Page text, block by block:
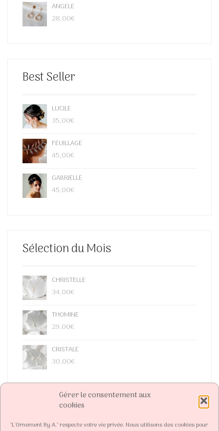
Gérer le consentement aux
cookies
"L'Ornement By A." respecte votre vie privée. Nous utilisons des cookies pour
ANGELE
28,00€
Best Seller
LUCILE
35,00€
FEUILLAGE
45,00€
GABRIELLE
45,00€
Sélection du Mois
CHRISTELLE
34,00€
THOMINE
29,00€
CRISTALE
30,00€